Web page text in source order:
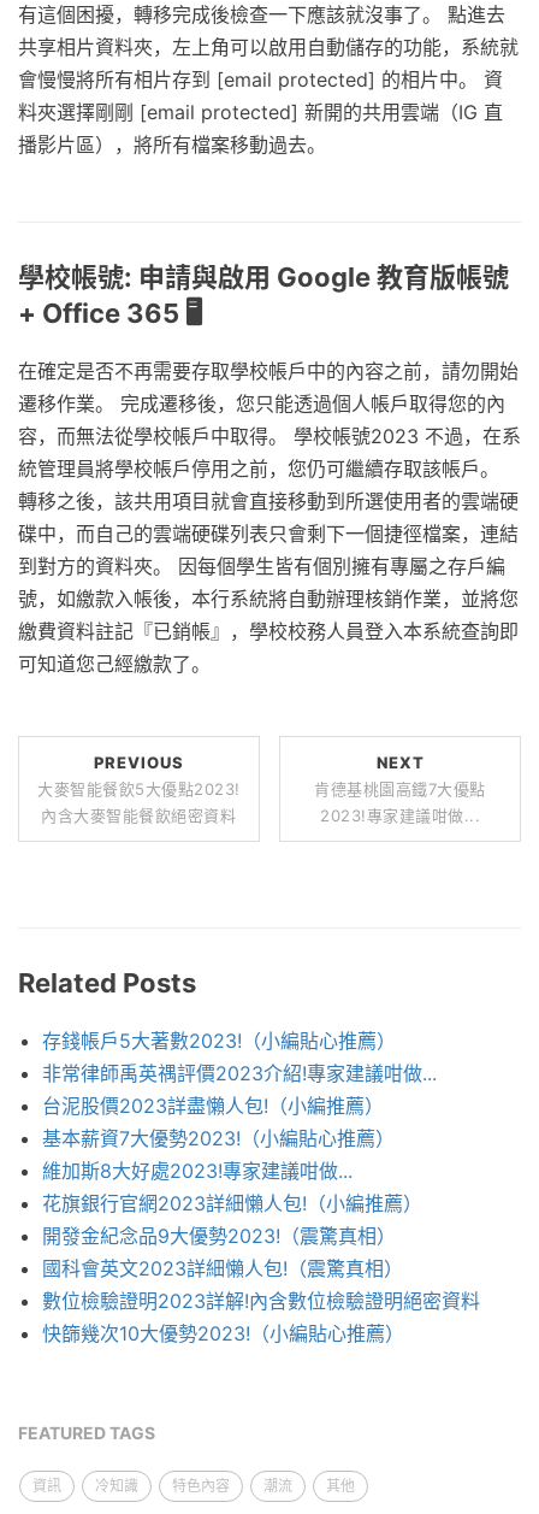
有這個困擾，轉移完成後檢查一下應該就沒事了。 點進去
共享相片資料夾，左上角可以啟用自動儲存的功能，系統就
會慢慢將所有相片存到 [email protected] 的相片中。 資
料夾選擇剛剛 [email protected] 新開的共用雲端（IG 直
播影片區），將所有檔案移動過去。
學校帳號: 申請與啟用 Google 教育版帳號
+ Office 365 🖥️
在確定是否不再需要存取學校帳戶中的內容之前，請勿開始
遷移作業。 完成遷移後，您只能透過個人帳戶取得您的內
容，而無法從學校帳戶中取得。 學校帳號2023 不過，在系
統管理員將學校帳戶停用之前，您仍可繼續存取該帳戶。
轉移之後，該共用項目就會直接移動到所選使用者的雲端硬
碟中，而自己的雲端硬碟列表只會剩下一個捷徑檔案，連結
到對方的資料夾。 因每個學生皆有個別擁有專屬之存戶編
號，如繳款入帳後，本行系統將自動辦理核銷作業，並將您
繳費資料註記『已銷帳』，學校校務人員登入本系統查詢即
可知道您己經繳款了。
PREVIOUS
大麥智能餐飲5大優點2023!
內含大麥智能餐飲絕密資料
NEXT
肯德基桃園高鐵7大優點
2023!專家建議咁做...
Related Posts
存錢帳戶5大著數2023!（小編貼心推薦）
非常律師禹英禑評價2023介紹!專家建議咁做...
台泥股價2023詳盡懶人包!（小編推薦）
基本薪資7大優勢2023!（小編貼心推薦）
維加斯8大好處2023!專家建議咁做...
花旗銀行官網2023詳細懶人包!（小編推薦）
開發金紀念品9大優勢2023!（震驚真相）
國科會英文2023詳細懶人包!（震驚真相）
數位檢驗證明2023詳解!內含數位檢驗證明絕密資料
快篩幾次10大優勢2023!（小編貼心推薦）
FEATURED TAGS
資訊 冷知識 特色內容 潮流 其他